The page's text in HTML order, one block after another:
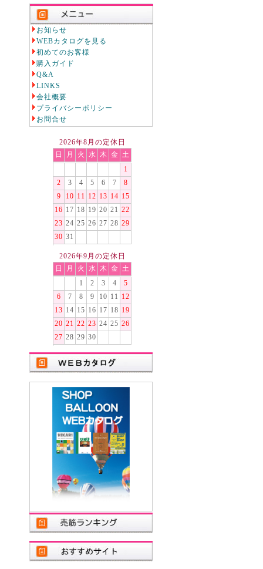
お知らせ
WEBカタログを見る
初めてのお客様
購入ガイド
Q&A
LINKS
会社概要
プライバシーポリシー
お問合せ
2026年8月の定休日
日
月 火 水 木 金
土
1
2
3 4 5 6 7
8
9
10 11 12 13 14 15
16 17 18 19 20 21 22
23 24 25 26 27 28 29
30 31
2026年9月の定休日
日
月 火 水 木 金
土
1
2 3 4
5
6
7 8 9 10 11
12
13 14 15 16 17 18 19
20 21 22 23 24 25 26
27 28 29 30